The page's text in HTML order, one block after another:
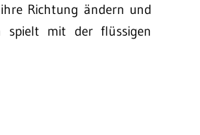
Richtung ändern und
spielt mit der flüssigen